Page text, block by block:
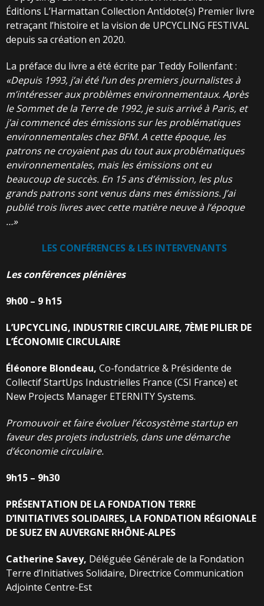
Éditions L’Harmattan Collection Antidote(s) Premier livre
retraçant l’histoire et la vision de UPCYCLING FESTIVAL
depuis sa création en 2020.
La préface du livre a été écrite par Teddy Follenfant :
«Depuis 1993, j’ai été l’un des premiers journalistes à
m’intéresser aux problèmes environnementaux.Après
le Sommet de la Terre de 1992, je suis arrivé à Paris, et
j’ai commencé des émissions sur les problématiques
environnementales chez BFM. A cette époque, les
patrons ne croyaient pas du tout aux problématiques
environnementales, mais les émissions ont eu
beaucoup de succès. En 15 ans d’émission, les plus
grands patrons sont venus dans mes émissions. J’ai
publié trois livres avec cette matière neuve à l’époque
…»
LES CONFÉRENCES & LES INTERVENANTS
Les conférences plénières
9h00 – 9 h15
L’UPCYCLING, INDUSTRIE CIRCULAIRE, 7ÈME PILIER DE
L’ÉCONOMIE CIRCULAIRE
Éléonore Blondeau, Co-fondatrice & Présidente de
Collectif StartUps Industrielles France (CSI France) et
New Projects Manager ETERNITY Systems.
Promouvoir et faire évoluer l’écosystème startup en
faveur des projets industriels, dans une démarche
d’économie circulaire.
9h15 – 9h30
PRÉSENTATION DE LA FONDATION TERRE
D’INITIATIVES SOLIDAIRES, LA FONDATION RÉGIONALE
DE SUEZ EN AUVERGNE RHÔNE-ALPES
Catherine Savey, Déléguée Générale de la Fondation
Terre d’Initiatives Solidaire, Directrice Communication
Adjointe Centre-Est